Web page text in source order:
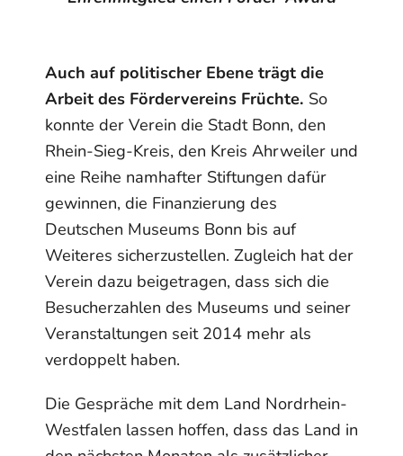
Auch auf politischer Ebene trägt die
Arbeit des Fördervereins Früchte. So
konnte der Verein die Stadt Bonn, den
Rhein-Sieg-Kreis, den Kreis Ahrweiler und
eine Reihe namhafter Stiftungen dafür
gewinnen, die Finanzierung des
Deutschen Museums Bonn bis auf
Weiteres sicherzustellen. Zugleich hat der
Verein dazu beigetragen, dass sich die
Besucherzahlen des Museums und seiner
Veranstaltungen seit 2014 mehr als
verdoppelt haben.
Die Gespräche mit dem Land Nordrhein-
Westfalen lassen hoffen, dass das Land in